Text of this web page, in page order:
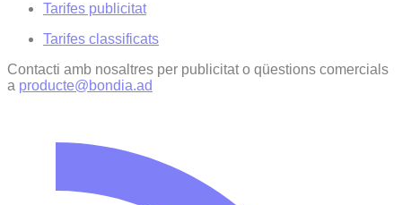
Tarifes publicitat
Tarifes classificats
Contacti amb nosaltres per publicitat o qüestions comercials
a producte@bondia.ad